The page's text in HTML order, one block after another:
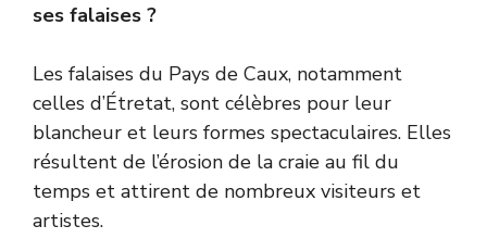
ses falaises ?
Les falaises du Pays de Caux, notamment
celles d’Étretat, sont célèbres pour leur
blancheur et leurs formes spectaculaires. Elles
résultent de l’érosion de la craie au fil du
temps et attirent de nombreux visiteurs et
artistes.